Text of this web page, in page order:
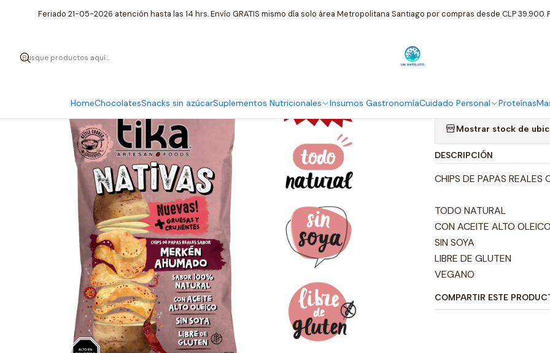
HomeChocolatesSnacks sin azúcarSuplementos Nutricionales Insumos GastronomíaCuidado Personal Proteínas
Feriado 21-05-2026 atención hasta las 14 hrs. Envío GRATIS mismo día solo área Metropolitana Santiago por compras desde CLP 39.900.
Inicio Insumos Gastronomía Papas Tika Nativas Merken Ahumado Sin
Mostrar stock de
DESCRIPCIÓN
CHIPS DE PAPAS REALES
TODO NATURAL
CON ACEITE ALTO
SIN SOYA
LIBRE DE GLUTEN
VEGANO
COMPARTIR ESTE